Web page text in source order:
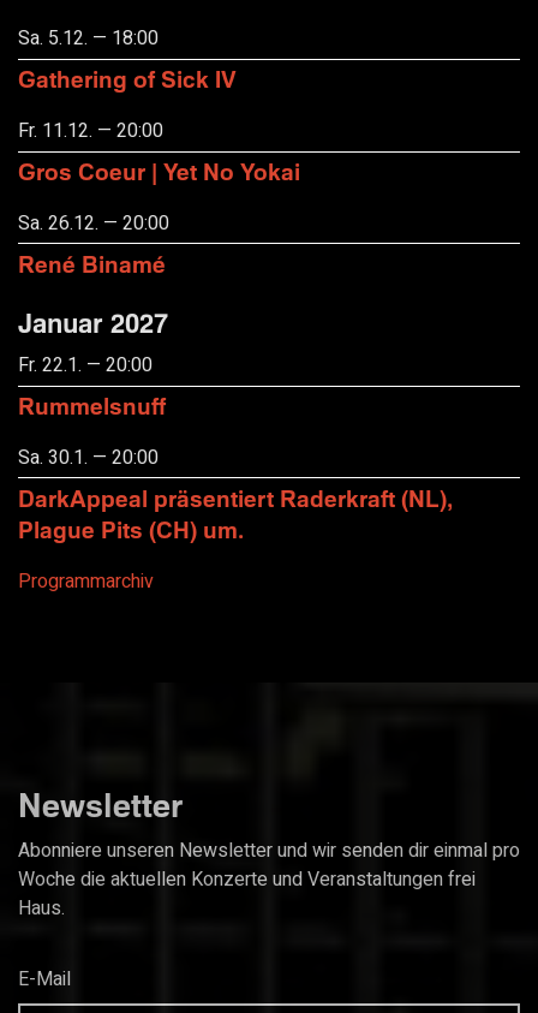
Sa. 5.12. — 18:00
Gathering of Sick IV
Fr. 11.12. — 20:00
Gros Coeur | Yet No Yokai
Sa. 26.12. — 20:00
René Binamé
Januar 2027
Fr. 22.1. — 20:00
Rummelsnuff
Sa. 30.1. — 20:00
DarkAppeal präsentiert Raderkraft (NL),
Plague Pits (CH) um.
Programmarchiv
Newsletter
Abonniere unseren Newsletter und wir senden dir einmal pro
Woche die aktuellen Konzerte und Veranstaltungen frei
Haus.
E-Mail